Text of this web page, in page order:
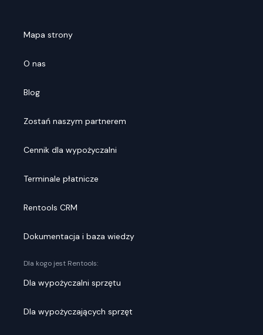
Mapa strony
O nas
Blog
Zostań naszym partnerem
Cennik dla wypożyczalni
Terminale płatnicze
Rentools CRM
Dokumentacja i baza wiedzy
Dla kogo jest Rentools:
Dla wypożyczalni sprzętu
Dla wypożyczających sprzęt